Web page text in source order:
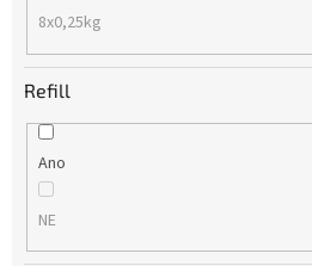
8x0,25kg
Refill
Ano
NE